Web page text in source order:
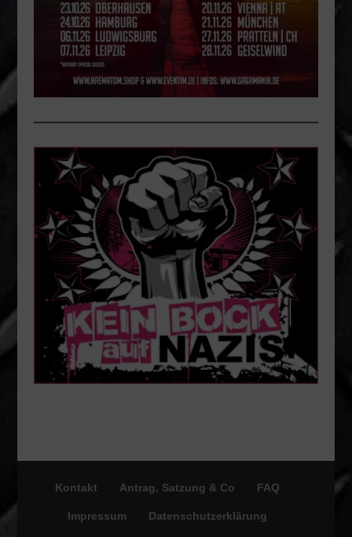
Kontakt Antrag, Satzung & Co FAQ
Impressum Datenschutzerklärung